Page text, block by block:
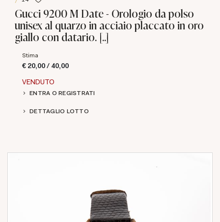
Gucci 9200 M Date - Orologio da polso
unisex al quarzo in acciaio placcato in oro
giallo con datario. [..]
Stima
€ 20,00 / 40,00
VENDUTO
ENTRA O REGISTRATI
DETTAGLIO LOTTO